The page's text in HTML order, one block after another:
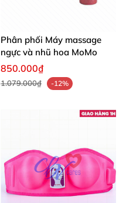
Phân phối Máy massage
ngực và nhũ hoa MoMo
850.000₫
1.079.000₫ -12%